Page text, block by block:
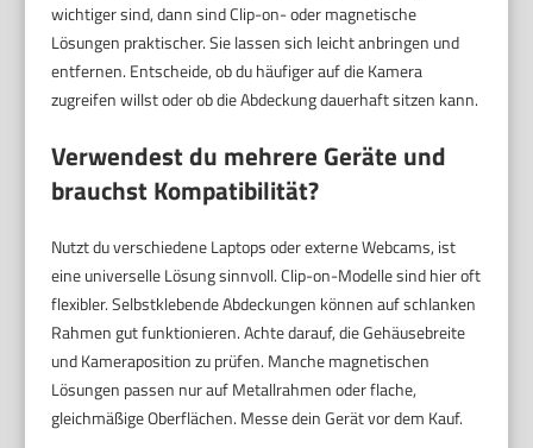
wichtiger sind, dann sind Clip-on- oder magnetische
Lösungen praktischer. Sie lassen sich leicht anbringen und
entfernen. Entscheide, ob du häufiger auf die Kamera
zugreifen willst oder ob die Abdeckung dauerhaft sitzen kann.
Verwendest du mehrere Geräte und
brauchstKompatibilität?
Nutzt du verschiedene Laptops oder externe Webcams, ist
eine universelle Lösung sinnvoll. Clip-on-Modelle sind hier oft
flexibler. Selbstklebende Abdeckungen können auf schlanken
Rahmen gut funktionieren. Achte darauf, die Gehäusebreite
und Kameraposition zu prüfen. Manche magnetischen
Lösungen passen nur auf Metallrahmen oder flache,
gleichmäßige Oberflächen. Messe dein Gerät vor dem Kauf.